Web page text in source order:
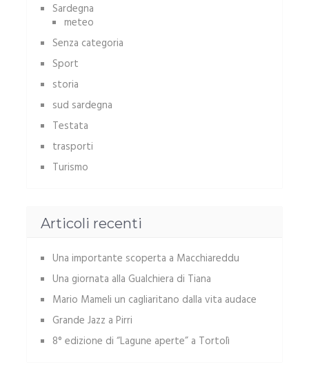
Sardegna
meteo
Senza categoria
Sport
storia
sud sardegna
Testata
trasporti
Turismo
Articoli recenti
Una importante scoperta a Macchiareddu
Una giornata alla Gualchiera di Tiana
Mario Mameli un cagliaritano dalla vita audace
Grande Jazz a Pirri
8° edizione di “Lagune aperte” a Tortolì